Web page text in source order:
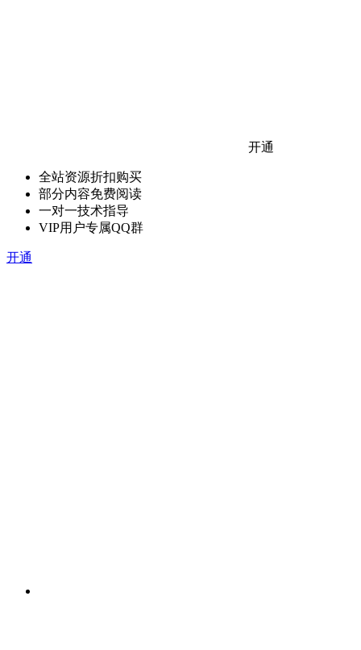
开通
全站资源折扣购买
部分内容免费阅读
一对一技术指导
VIP用户专属QQ群
开通